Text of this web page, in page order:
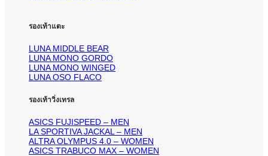
รองเท้าแตะ
LUNA MIDDLE BEAR
LUNA MONO GORDO
LUNA MONO WINGED
LUNA OSO FLACO
รองเท้าวิ่งเทรล
ASICS FUJISPEED – MEN
LA SPORTIVA JACKAL – MEN
ALTRA OLYMPUS 4.0 – WOMEN
ASICS TRABUCO MAX – WOMEN